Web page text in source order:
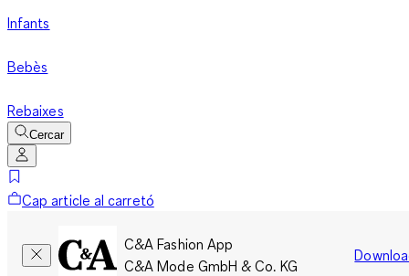
Infants
Bebès
Rebaixes
Cercar
Cap article al carretó
C&A Fashion App
C&A Mode GmbH & Co. KG